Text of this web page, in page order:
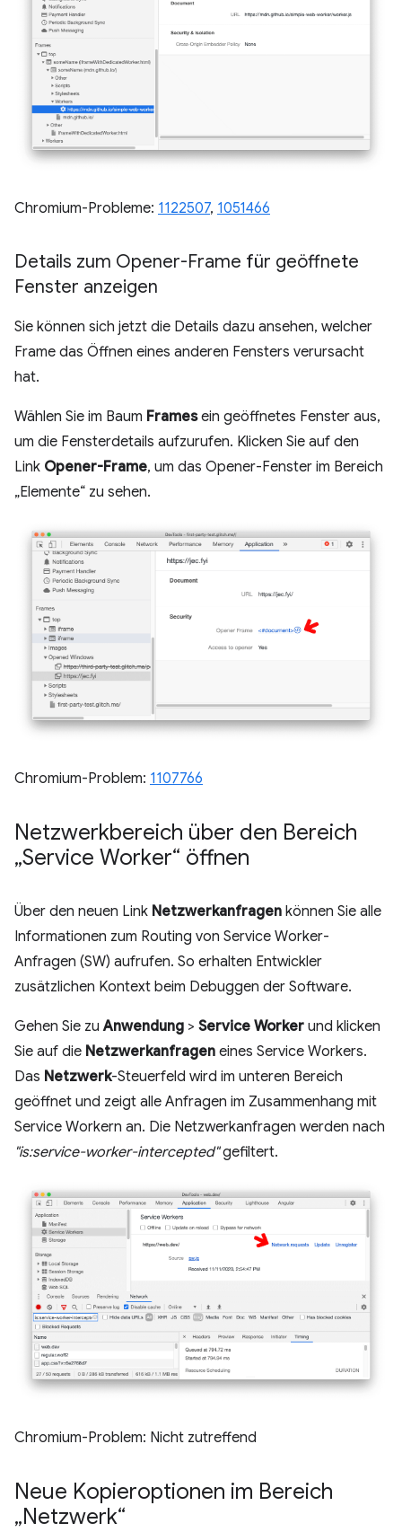
Chromium-Probleme: 1122507, 1051466
Details zum Opener-Frame für geöffnete
Fenster anzeigen
Sie können sich jetzt die Details dazu ansehen, welcher
Frame das Öffnen eines anderen Fensters verursacht
hat.
Wählen Sie im Baum Framesein geöffnetes Fenster aus,
um die Fensterdetails aufzurufen. Klicken Sie auf den
Link Opener-Frame, um das Opener-Fenster im Bereich
„Elemente“ zu sehen.
Chromium-Problem: 1107766
Netzwerkbereich über den Bereich
„Service Worker“ öffnen
Über den neuen Link Netzwerkanfragen können Sie alle
Informationen zum Routing von Service Worker-
Anfragen (SW) aufrufen. So erhalten Entwickler
zusätzlichen Kontext beim Debuggen der Software.
Gehen Sie zuAnwendung > Service Worker und klicken
Sie auf die Netzwerkanfragen eines Service Workers.
Das Netzwerk-Steuerfeld wird im unteren Bereich
geöffnet und zeigt alle Anfragen im Zusammenhang mit
Service Workern an. Die Netzwerkanfragen werden nach
"is:service-worker-intercepted"gefiltert.
Chromium-Problem: Nicht zutreffend
Neue Kopieroptionen im Bereich
„Netzwerk“